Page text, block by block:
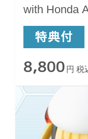
with Honda
8,800 円 税